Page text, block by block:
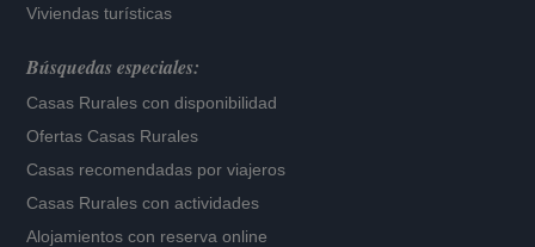
Viviendas turísticas
Búsquedas especiales:
Casas Rurales con disponibilidad
Ofertas Casas Rurales
Casas recomendadas por viajeros
Casas Rurales con actividades
Alojamientos con reserva online